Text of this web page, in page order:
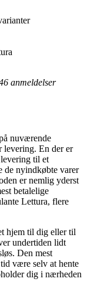
anmeldelser
nuværende
levering. En der er
til et
de nyindkøbte varer
er nemlig yderst
betalelige
Lettura, flere
hjem til dig eller til
undertiden lidt
Den mest
være selv at hente
dig i nærheden